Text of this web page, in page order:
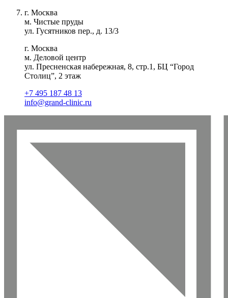
г. Москва
м. Чистые пруды
ул. Гусятников пер., д. 13/3
г. Москва
м. Деловой центр
ул. Пресненская набережная, 8, стр.1, БЦ “Город
Столиц”, 2 этаж
+7 495 187 48 13
info@grand-clinic.ru